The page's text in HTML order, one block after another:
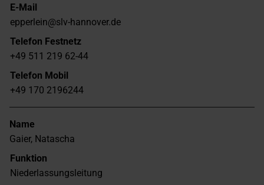
E-Mail
epperlein@slv-hannover.de
Telefon Festnetz
+49 511 219 62-44
Telefon Mobil
+49 170 2196244
Name
Gaier, Natascha
Funktion
Niederlassungsleitung